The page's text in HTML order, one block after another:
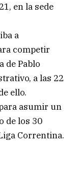
en la sede
a
competir
de Pablo
a las 22
ello.
asumir un
de los 30
Correntina.